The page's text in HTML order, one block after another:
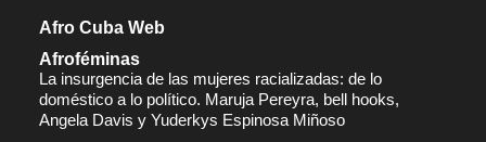
Afro Cuba Web
Afroféminas
La insurgencia de las mujeres racializadas: de lo
doméstico a lo político. Maruja Pereyra, bell hooks,
Angela Davis y Yuderkys Espinosa Miñoso